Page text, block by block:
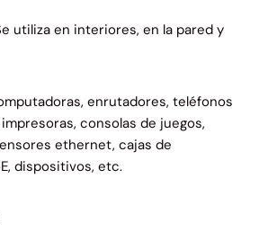
utiliza en interiores, en la pared y
enrutadores, teléfonos
impresoras, consolas de juegos,
ethernet, cajas de
dispositivos, etc.